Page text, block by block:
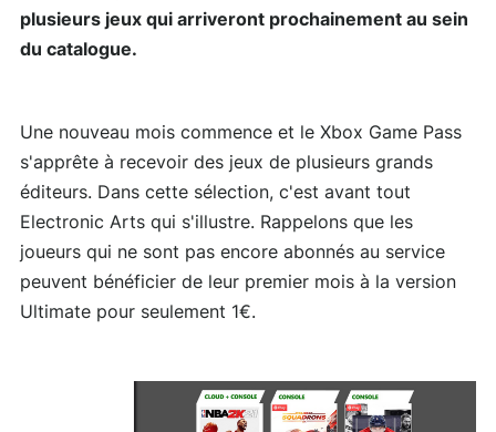
plusieurs jeux qui arriveront prochainement au sein
du catalogue.
Une nouveau mois commence et le Xbox Game Pass
s'apprête à recevoir des jeux de plusieurs grands
éditeurs. Dans cette sélection, c'est avant tout
Electronic Arts qui s'illustre. Rappelons que les
joueurs qui ne sont pas encore abonnés au service
peuvent bénéficier de leur premier mois à la version
Ultimate pour seulement 1€.